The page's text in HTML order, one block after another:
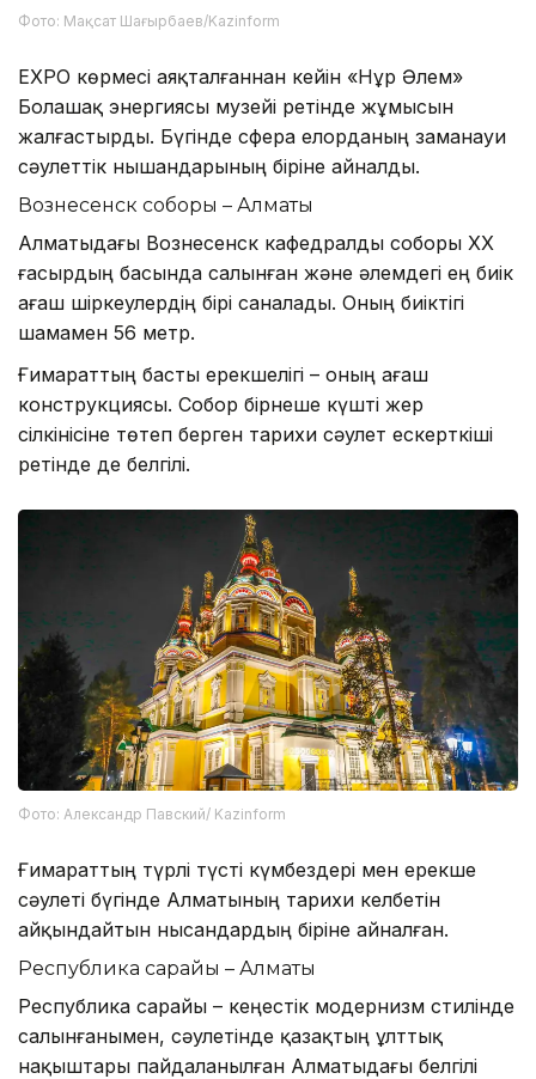
Фото: Мақсат Шағырбаев/Kazinform
EXPO көрмесі аяқталғаннан кейін «Нұр Әлем»
Болашақ энергиясы музейі ретінде жұмысын
жалғастырды. Бүгінде сфера елорданың заманауи
сәулеттік нышандарының біріне айналды.
Вознесенск соборы – Алматы
Алматыдағы Вознесенск кафедралды соборы ХХ
ғасырдың басында салынған және әлемдегі ең биік
ағаш шіркеулердің бірі саналады. Оның биіктігі
шамамен 56 метр.
Ғимараттың басты ерекшелігі – оның ағаш
конструкциясы. Собор бірнеше күшті жер
сілкінісіне төтеп берген тарихи сәулет ескерткіші
ретінде де белгілі.
Фото: Александр Павский/ Kazinform
Ғимараттың түрлі түсті күмбездері мен ерекше
сәулеті бүгінде Алматының тарихи келбетін
айқындайтын нысандардың біріне айналған.
Республика сарайы – Алматы
Республика сарайы – кеңестік модернизм стилінде
салынғанымен, сәулетінде қазақтың ұлттық
нақыштары пайдаланылған Алматыдағы белгілі